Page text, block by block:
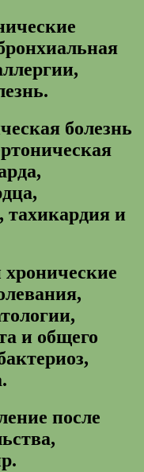
болезнь
тахикардия и
и общего
после